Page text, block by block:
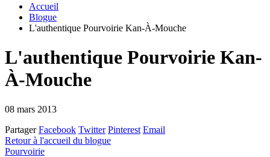
Accueil
Blogue
L'authentique Pourvoirie Kan-À-Mouche
L'authentique Pourvoirie Kan-
À-Mouche
08 mars 2013
Partager Facebook Twitter Pinterest Email
Retour à l'accueil du blogue
Pourvoirie